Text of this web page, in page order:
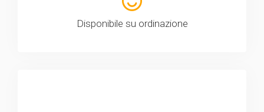
Disponibile su ordinazione